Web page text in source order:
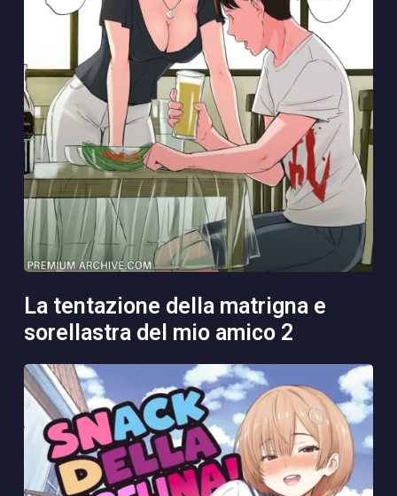
la tentazione della matrigna e
sorellastra del mio amico 2